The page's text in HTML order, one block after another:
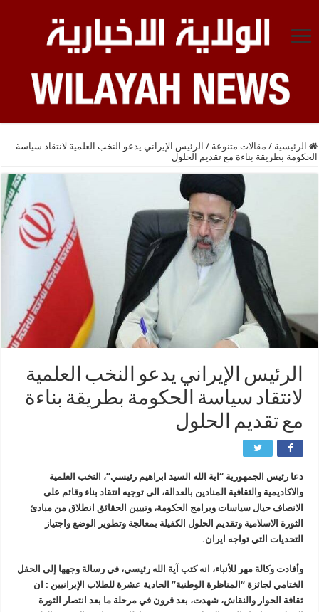
الرئيسية / مقالات متنوعة / الرئيس الإيراني يدعو النخب العلمية لانتقاد سياسة
الحكومة بطريقة بناءة مع تقديم الحلول
الرئيس الإيراني يدعو النخب العلمية
لانتقاد سياسة الحكومة بطريقة بناءة
مع تقديم الحلول
دعا رئيس الجمهورية “اية الله السيد ابراهيم رئيسي”، النخب العلمية
والاكاديمية والثقافية المنادين بالعدالة، الى توجيه انتقاد بناء وقائم على
الانصاف حيال سياسات وبرامج الحكومة، وتبيين الحقائق انطلاق من مبادئ
الثورة الاسلامية وتقديم الحلول الكفيلة بمعالجة وتطوير الوضع واجتياز
التحديات التي تواجه ايران.
وأفادت وكالة مهر للأنباء، انه كتب آية الله رئيسي، في رسالة وجهها إلى الحفل
الختامي لجائزة “المناظرة الوطنية” الحادية عشرة للطلاب الإيرانيين : ان
ثقافة الحوار والنقاش، شهدت، بعد قرون في مرحلة ما بعد انتصار الثورة